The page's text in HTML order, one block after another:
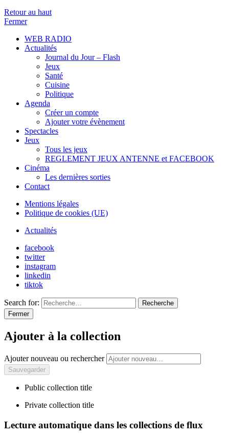
Retour au haut
Fermer
WEB RADIO
Actualités
Journal du Jour – Flash
Jeux
Santé
Cuisine
Politique
Agenda
Créer un compte
Ajouter votre évènement
Spectacles
Jeux
Tous les jeux
REGLEMENT JEUX ANTENNE et FACEBOOK
Cinéma
Les dernières sorties
Contact
Mentions légales
Politique de cookies (UE)
Actualités
facebook
twitter
instagram
linkedin
tiktok
Search for:
Recherche
Fermer
Ajouter à la collection
Ajouter nouveau ou rechercher
Public collection title
Private collection title
Lecture automatique dans les collections de flux